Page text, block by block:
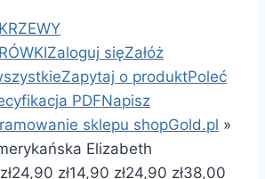
KRZEWY
Zaloguj sięZałóż
Zapytaj o produktPoleć
PDFNapisz
sklepu shopGold.pl »
Elizabeth
24,90 zł14,90 zł24,90 zł38,00